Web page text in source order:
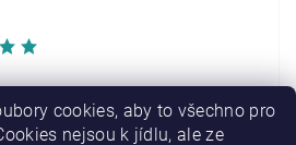
cookies, aby to všechno pro
nejsou k jídlu, ale ze